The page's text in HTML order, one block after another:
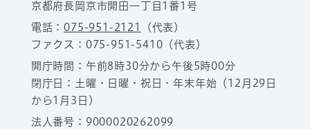
京都府長岡京市開田一丁目1番1号
電話：075-951-2121
（代表）
ファクス：075-951-5410（代表）
開庁時間：午前8時30分から午後5時00分
閉庁日：土曜・日曜・祝日・年末年始（12月29日
から1月3日）
法人番号：9000020262099